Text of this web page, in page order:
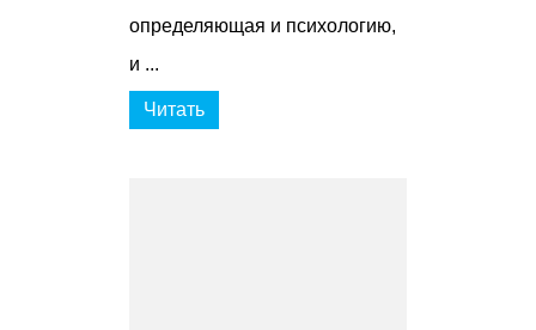
определяющая и психологию,
и ...
Читать